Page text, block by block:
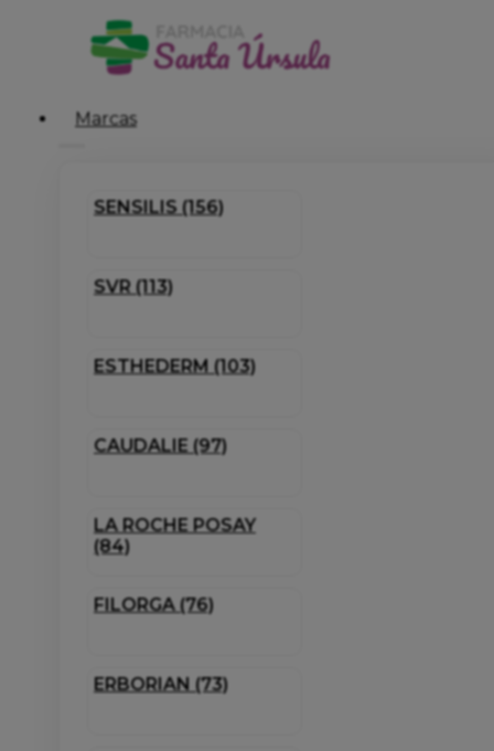
Marcas
SENSILIS (156)
SVR (113)
ESTHEDERM (103)
CAUDALIE (97)
LA ROCHE POSAY
(84)
FILORGA (76)
ERBORIAN (73)